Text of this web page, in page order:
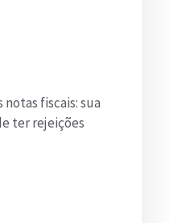
notas fiscais: sua
ter rejeições